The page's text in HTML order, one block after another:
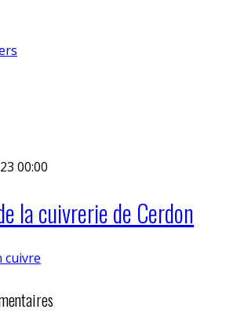
00:00
la cuivrerie de Cerdon